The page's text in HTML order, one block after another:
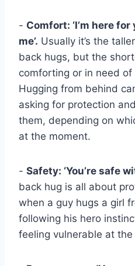
- Comfort: ‘I’m here for
me’. Usually it’s the
back hugs, but the
comforting or in need
Hugging from behind
asking for protection
them, depending on
at the moment.
- Safety: ‘You’re safe
back hug is all about
when a guy hugs a girl
following his hero
feeling vulnerable at the